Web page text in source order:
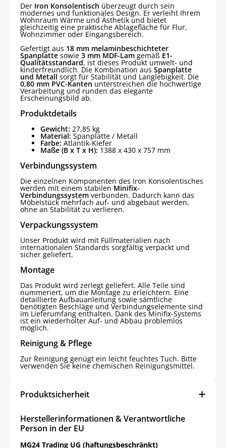
Der Iron Konsolentisch überzeugt durch sein
modernes und funktionales Design. Er verleiht Ihrem
Wohnraum Wärme und Ästhetik und bietet
gleichzeitig eine praktische Ablagefläche für Flur,
Wohnzimmer oder Eingangsbereich.
Gefertigt aus 18 mm melaminbeschichteter
Spanplatte sowie 3 mm MDF-Lam gemäß E1-
Qualitätsstandard, ist dieses Produkt umwelt- und
kinderfreundlich. Die Kombination aus Spanplatte
und Metall sorgt für Stabilität und Langlebigkeit. Die
0,80 mm PVC-Kanten unterstreichen die hochwertige
Verarbeitung und runden das elegante
Erscheinungsbild ab.
Produktdetails
Gewicht: 27,85 kg
Material: Spanplatte / Metall
Farbe: Atlantik-Kiefer
Maße (B x T x H): 1388 x 430 x 757 mm
Verbindungssystem
Die einzelnen Komponenten des Iron Konsolentisches
werden mit einem stabilen Minifix-
Verbindungssystem verbunden. Dadurch kann das
Möbelstück mehrfach auf- und abgebaut werden,
ohne an Stabilität zu verlieren.
Verpackungssystem
Unser Produkt wird mit Füllmaterialien nach
internationalen Standards sorgfältig verpackt und
sicher geliefert.
Montage
Das Produkt wird zerlegt geliefert. Alle Teile sind
nummeriert, um die Montage zu erleichtern. Eine
detaillierte Aufbauanleitung sowie sämtliche
benötigten Beschläge und Verbindungselemente sind
im Lieferumfang enthalten. Dank des Minifix-Systems
ist ein wiederholter Auf- und Abbau problemlos
möglich.
Reinigung & Pflege
Zur Reinigung genügt ein leicht feuchtes Tuch. Bitte
verwenden Sie keine chemischen Reinigungsmittel.
Produktsicherheit
Herstellerinformationen & Verantwortliche
Person in der EU
MG24 Trading UG (haftungsbeschränkt)
Jetzt5% Rabatt